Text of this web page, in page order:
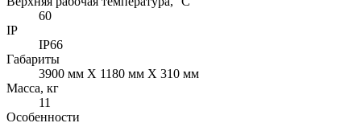
60
IP
IP66
Габариты
3900 мм Х 1180 мм Х 310 мм
Масса, кг
11
Особенности